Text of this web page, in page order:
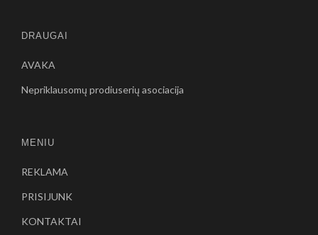
DRAUGAI
AVAKA
Nepriklausomų prodiuserių asociacija
MENIU
REKLAMA
PRISIJUNK
KONTAKTAI